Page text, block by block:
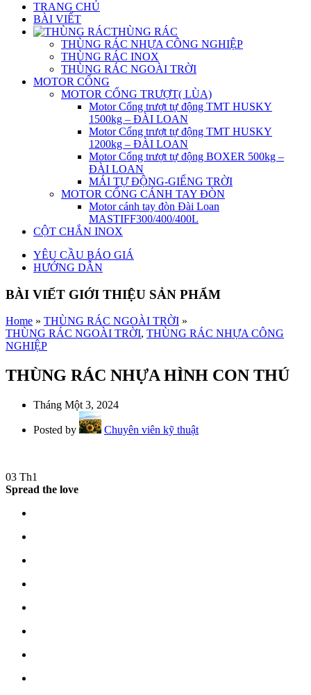
TRANG CHỦ
BÀI VIẾT
THÙNG RÁC
THÙNG RÁC NHỰA CÔNG NGHIỆP
THÙNG RÁC INOX
THÙNG RÁC NGOÀI TRỜI
MOTOR CỔNG
MOTOR CỔNG TRƯỢT( LÙA)
Motor Cổng trượt tự động TMT HUSKY
1500kg – ĐÀI LOAN
Motor Cổng trượt tự động TMT HUSKY
1200kg – ĐÀI LOAN
Motor Cổng trượt tự động BOXER 500kg –
ĐÀI LOAN
MÁI TỰ ĐỘNG-GIẾNG TRỜI
MOTOR CỔNG CÁNH TAY ĐÒN
Motor cánh tay đòn Đài Loan
MASTIFF300/400/400L
CỘT CHẮN INOX
YÊU CẦU BÁO GIÁ
HƯỚNG DẪN
BÀI VIẾT GIỚI THIỆU SẢN PHẨM
Home » THÙNG RÁC NGOÀI TRỜI »
THÙNG RÁC NGOÀI TRỜI, THÙNG RÁC NHỰA CÔNG
NGHIỆP
THÙNG RÁC NHỰA HÌNH CON THÚ
Tháng Một 3, 2024
Posted by Chuyên viên kỹ thuật
03 Th1
Spread the love